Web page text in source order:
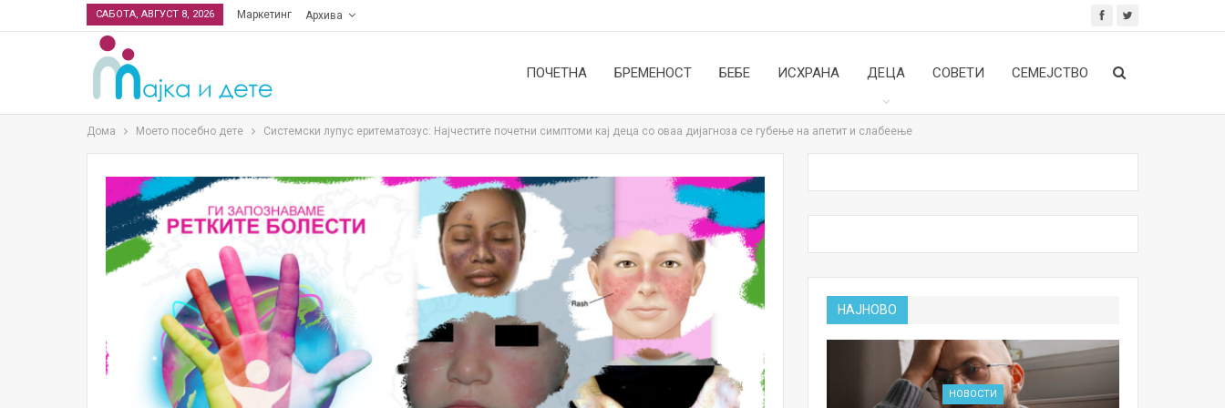
САБОТА, АВГУСТ 8, 2026 Маркетинг Архива
ПОЧЕТНА БРЕМЕНОСТ БЕБЕ ИСХРАНА ДЕЦА СОВЕТИ СЕМЕЈСТВО
Дома Моето посебно дете Системски лупус еритематозус: Најчестите почетни симптоми кај деца со оваа дијагноза се губење на апетит и слабеење
НАЈНОВО
НОВОСТИ